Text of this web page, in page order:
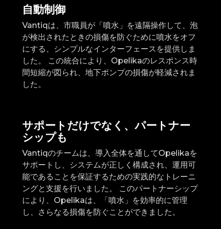
自動制御
Vantiqは、市職員が「噴水」を遠隔操作して、泡
が検出されたときの損傷を防ぐために噴水をオフ
にする、シンプルなインターフェースを提供しま
した。 この統合により、Opelikaのレスポンス時
間短縮が図られ、地下ポンプの損傷が軽減されま
した。
サポートだけでなく、パートナー
シップも
Vantiqのチームは、導入全体を通してOpelikaを
サポートし、システムが正しく構成され、運用可
能であることを保証するための実践的なトレーニ
ングと支援を行いました。 このパートナーシップ
により、Opelikaは、「噴水」を効率的に管理
し、さらなる損傷を防ぐことができました。